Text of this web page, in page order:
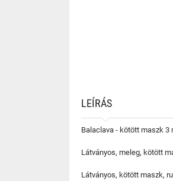
LEÍRÁS
Balaclava - kötött maszk 3
Látványos, meleg, kötött
Látványos, kötött maszk,